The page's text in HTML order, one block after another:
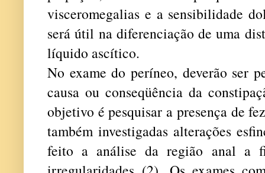
visceromegalias e a sensibilidade
será útil na diferenciação de uma
líquido ascítico.
No exame do períneo, deverão ser
causa ou conseqüência da
objetivo é pesquisar a presença de
também investigadas alterações
feito a análise da região anal a